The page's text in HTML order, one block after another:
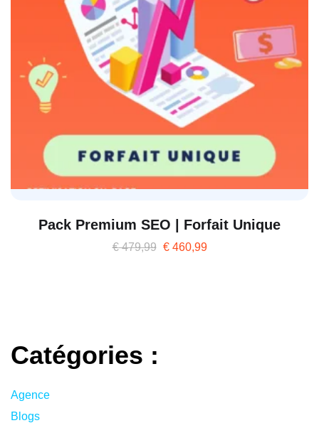
Pack Premium SEO | Forfait Unique
€479,99 €460,99
Catégories :
Agence
Blogs